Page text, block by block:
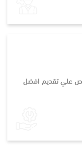
علي تقديم افضل